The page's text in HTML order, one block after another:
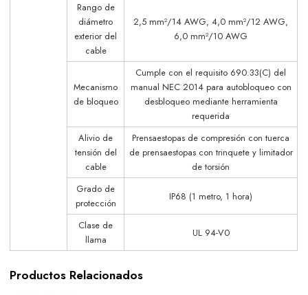
Rango de
diámetro
exterior del
cable
2,5 mm²/14 AWG, 4,0 mm²/12 AWG,
6,0 mm²/10 AWG
Mecanismo
de bloqueo
Cumple con el requisito 690.33(C) del
manual NEC 2014 para autobloqueo con
desbloqueo mediante herramienta
requerida
Alivio de
tensión del
cable
Prensaestopas de compresión con tuerca
de prensaestopas con trinquete y limitador
de torsión
Grado de
protección
IP68 (1 metro, 1 hora)
Clase de
llama
UL 94-V0
Productos Relacionados